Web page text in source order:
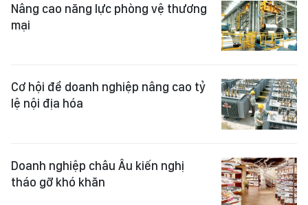
Nâng cao năng lực phòng vệ thương
mại
Cơ hội để doanh nghiệp nâng cao tỷ
lệ nội địa hóa
Doanh nghiệp châu Âu kiến nghị
tháo gỡ khó khăn